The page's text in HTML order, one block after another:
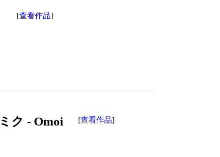
[查看作品]
ク - Omoi [查看作品]